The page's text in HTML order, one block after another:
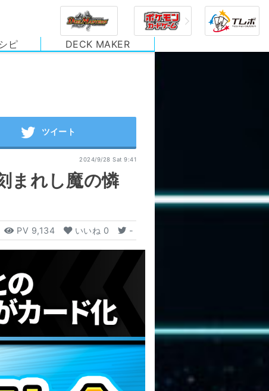
ピ DECK MAKER
2024/9/28 Sat 9:41
まれし魔の憐
PV 9,134 いいね 0 -